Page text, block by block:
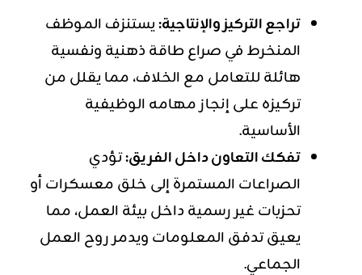
تراجع التركيز والإنتاجية:يستنزف الموظف
المنخرط في صراع طاقة ذهنية ونفسية
هائلة للتعامل مع الخلاف، مما يقلل من
تركيزه على إنجاز مهامه الوظيفية
الأساسية.
تفكك التعاون داخل الفريق:تؤدي
الصراعات المستمرة إلى خلق معسكرات أو
تحزبات غير رسمية داخل بيئة العمل، مما
يعيق تدفق المعلومات ويدمر روح العمل
الجماعي.